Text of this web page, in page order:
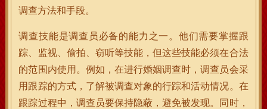
调查方法和手段。
调查技能是调查员必备的能力之一。他们需要掌握跟
踪、监视、偷拍、窃听等技能，但这些技能必须在合法
的范围内使用。例如，在进行婚姻调查时，调查员会采
用跟踪的方式，了解被调查对象的行踪和活动情况。在
跟踪过程中，调查员要保持隐蔽，避免被发现。同时，